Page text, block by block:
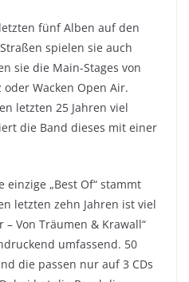
fünf Alben auf den
spielen sie auch
sie die Main-Stages von
oder Wacken Open Air.
letzten 25 Jahren viel
die Band dieses mit einer
„Best Of“ stammt
letzten zehn Jahren ist viel
Von Träumen & Krawall“
umfassend. 50
die passen nur auf 3 CDs